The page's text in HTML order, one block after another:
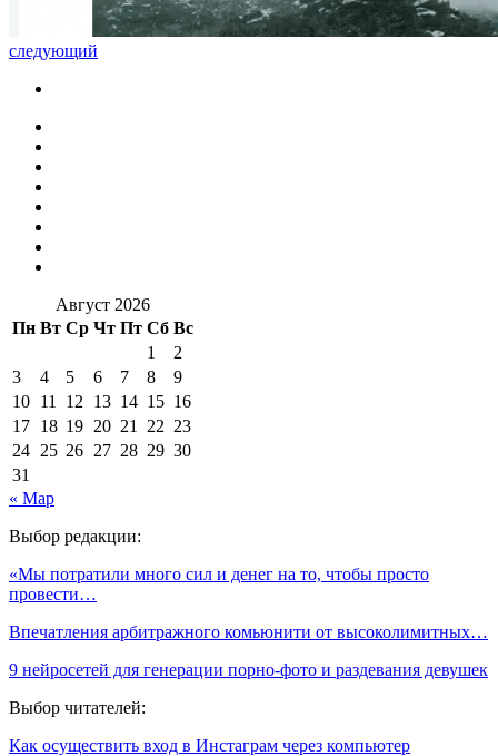
следующий
Август 2026
Пн Вт Ср Чт Пт Сб Вс
1
2
3
4 5 6 7 8
9
10 11 12 13 14 15 16
17 18 19 20 21 22 23
24 25 26 27 28 29 30
31
« Мар
Выбор редакции:
«Мы потратили много сил и денег на то, чтобы просто
провести…
Впечатления арбитражного комьюнити от высоколимитных…
9 нейросетей для генерации порно-фото и раздевания девушек
Выбор читателей:
Как осуществить вход в Инстаграм через компьютер